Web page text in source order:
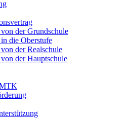
der Grundschule
die Oberstufe
der Realschule
der Hauptschule